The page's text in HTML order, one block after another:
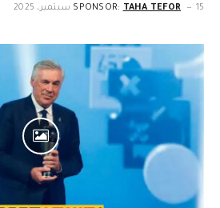
SPONSOR: TAHA TEFOR 15 سبتمبر، 2025